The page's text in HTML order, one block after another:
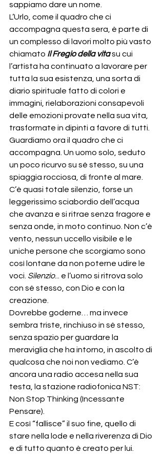
sappiamo dare un nome.
L’Urlo, come il quadro che ci
accompagna questa sera, è parte di
un complesso di lavori molto più vasto
chiamato Il Fregio della vita su cui
l’artista ha continuato a lavorare per
tutta la sua esistenza, una sorta di
diario spirituale fatto di colori e
immagini, rielaborazioni consapevoli
delle emozioni provate nella sua vita,
trasformate in dipinti a favore di tutti.
Guardiamo ora il quadro che ci
accompagna. Un uomo solo, seduto
un poco ricurvo su sé stesso, su una
spiaggia rocciosa, di fronte al mare.
C’è quasi totale silenzio, forse un
leggerissimo sciabordio dell’acqua
che avanza e si ritrae senza fragore e
senza onde, in moto continuo. Non c’è
vento, nessun uccello visibile e le
uniche persone che scorgiamo sono
così lontane da non poterne udire le
voci. Silenzio... e l’uomo si ritrova solo
con sé stesso, con Dio e con la
creazione.
Dovrebbe goderne… ma invece
sembra triste, rinchiuso in sé stesso,
senza spazio per guardare la
meraviglia che ha intorno, in ascolto di
qualcosa che noi non vediamo. C’è
ancora una radio accesa nella sua
testa, la stazione radiofonica NST:
Non Stop Thinking (Incessante
Pensare).
E così “fallisce” il suo fine, quello di
stare nella lode e nella riverenza di Dio
e di tutto quanto è creato per lui.